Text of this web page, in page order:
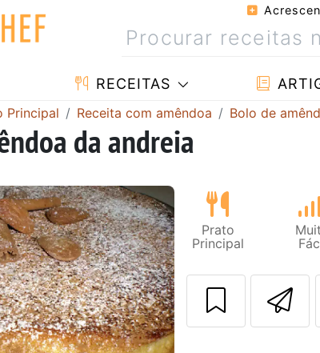
RECEITAS
Principal Receita com amêndoa Bolo de
da andreia
Next
Prato
Principal